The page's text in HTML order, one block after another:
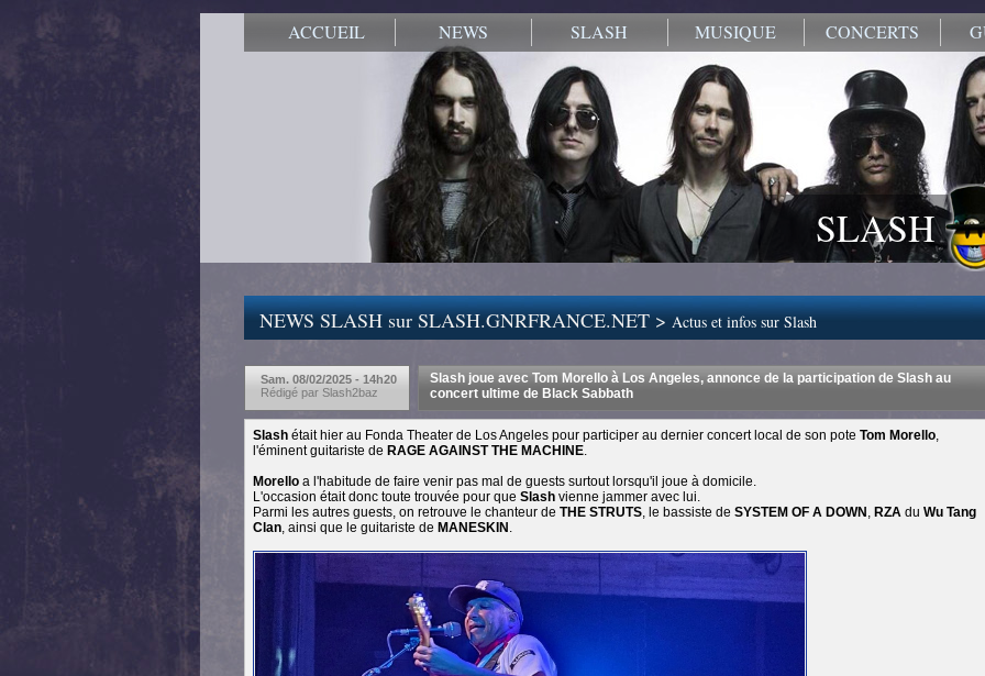
ACCUEIL NEWS SLASH MUSIQUE CONCERTS
SLASH
NEWS SLASH sur SLASH.GNRFRANCE.NET >Actus et infos sur Slash
Sam. 08/02/2025 - 14h20
Rédigé par Slash2baz
Slash joue avec Tom Morello à Los Angeles, annonce de la participation de Slash au
concert ultime de Black Sabbath
Slash était hier au Fonda Theater de Los Angeles pour participer au dernier concert local de son pote Tom Morello,
l'éminent guitariste de RAGE AGAINST THE MACHINE.
Morello a l'habitude de faire venir pas mal de guests surtout lorsqu'il joue à domicile.
L'occasion était donc toute trouvée pour que Slash vienne jammer avec lui.
Parmi les autres guests, on retrouve le chanteur de THE STRUTS, le bassiste de SYSTEM OF A DOWN , RZA du Wu Tang
Clan, ainsi que le guitariste de MANESKIN .